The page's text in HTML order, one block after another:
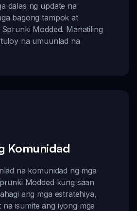
dalas ng update na
bagong tampok at
Modded. Manatiling
na umuunlad na
Komunidad
na komunidad ng mga
Modded kung saan
ang mga estratehiya,
na isumite ang iyong mga